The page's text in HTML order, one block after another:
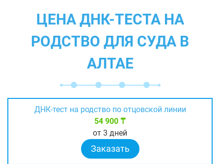
ЦЕНА ДНК-ТЕСТА НА
РОДСТВО ДЛЯ СУДА В
АЛТАЕ
ДНК-тест на родство по отцовской линии
54 900 ₸
от 3 дней
Заказать